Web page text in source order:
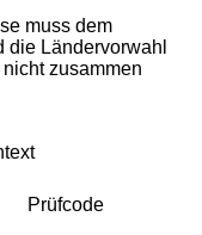
muss dem
die Ländervorwahl
zusammen
Prüfcode